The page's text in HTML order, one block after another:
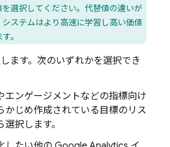
を選択してください。代替値の違いが
システムはより高速に学習し高い価値
。
ます。次のいずれかを選択でき
エンゲージメントなどの指標向け
かじめ作成されている目標のリス
選択します。